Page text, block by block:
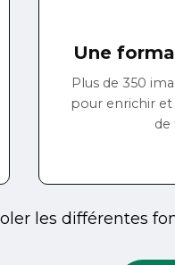
Une
Plus de 350
pour enrichir et
de
les différentes